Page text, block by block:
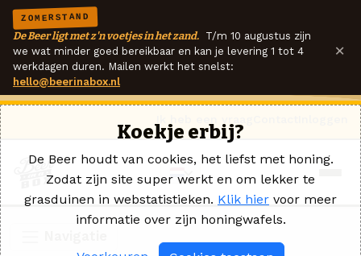
ZOMERSTAND
De Beer ligt met z'n voetjes in het zand. T/m 10 augustus zijn
we wat minder goed bereikbaar en kan je levering 1 tot 4
werkdagen duren. Mailen werkt het snelst:
hello@beerinabox.nl
×
Koekje erbij?
De Beer houdt van cookies, het liefst met honing.
Zodat zijn site super werkt en om lekker te
grasduinen in webstatistieken. Klik hier voor meer
informatie over zijn honingwafels.